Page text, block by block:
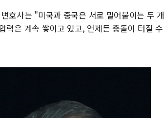
호사는 "미국과 중국은 서로 밀어붙이는 두 개
력은 계속 쌓이고 있고, 언제든 충돌이 터질 수